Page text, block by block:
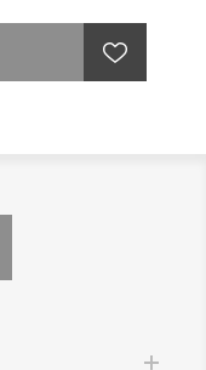
aging
mod UV-
arvæv